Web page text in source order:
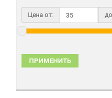
Цена от:
ПРИМЕНИТЬ